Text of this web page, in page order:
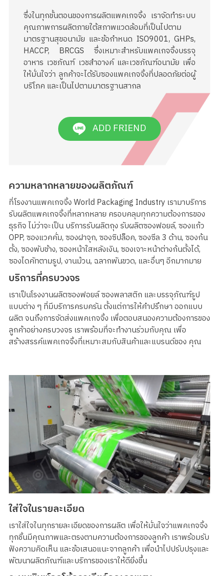
ซึ่งในทุกขั้นตอนของการผลิตแพคเกจจิ้ง เราจัดทำระบบ
คุณภาพการผลิตภายใต้สภาพแวดล้อมที่เป็นไปตาม
มาตรฐานสุขอนามัย และข้อกำหนด ISO9001, GHPs,
HACCP, BRCGS ซึ่งเหมาะสำหรับแพคเกจจิ้งบรรจุ
อาหาร เวชภัณฑ์ เวชสำอางค์ และเวชภัณฑ์อนามัย เพื่อ
ให้มั่นใจว่า ลูกค้าจะได้รับซองแพคเกจจิ้งที่ปลอดภัยต่อผู้
บริโภค และเป็นไปตามมาตรฐานสากล
ADD FRIEND
ความหลากหลายของผลิตภัณฑ์
ที่โรงงานแพคเกจจิ้ง World Packaging Industry เรามาบริการ
รับผลิตแพคเกจจิ้งที่หลากหลาย ครอบคลุมทุกความต้องการของ
ธุรกิจ ไม่ว่าจะเป็น บริการรับผลิตถุง รับผลิตซองฟอยล์, ซองแก้ว
OPP, ซองแวคคั่ม, ซองฝาจุก, ซองซิปล็อค, ซองซีล 3 ด้าน, ซองก้น
ตั้ง, ซองพับข้าง, ซองหน้าใสหลังเงิน, ซองเจาะหน้าต่างก้นตั้งได้,
ซองไดคัทตามรูป, งานม้วน, ฉลากพันขวด, และอื่นๆ อีกมากมาย
บริการที่ครบวงจร
เราเป็นโรงงานผลิตซองฟอยล์ ซองพลาสติก และบรรจุภัณฑ์รูป
แบบต่าง ๆ ที่มีบริการครบครัน ตั้งแต่การให้คำปรึกษา ออกแบบ
ผลิต จนถึงการจัดส่งแพคเกจจิ้ง เพื่อตอบสนองความต้องการของ
ลูกค้าอย่างครบวงจร เราพร้อมที่จะทำงานร่วมกับคุณ เพื่อ
สร้างสรรค์แพคเกจจิ้งที่เหมาะสมกับสินค้าและแบรนด์ของ คุณ
ใส่ใจในรายละเอียด
เราใส่ใจในทุกรายละเอียดของการผลิต เพื่อให้มั่นใจว่าแพคเกจจิ้ง
ทุกชิ้นมีคุณภาพและตรงตามความต้องการของลูกค้า เราพร้อมรับ
ฟังความคิดเห็น และข้อเสนอแนะจากลูกค้า เพื่อนำไปปรับปรุงและ
พัฒนาผลิตภัณฑ์และบริการของเราให้ดียิ่งขึ้น